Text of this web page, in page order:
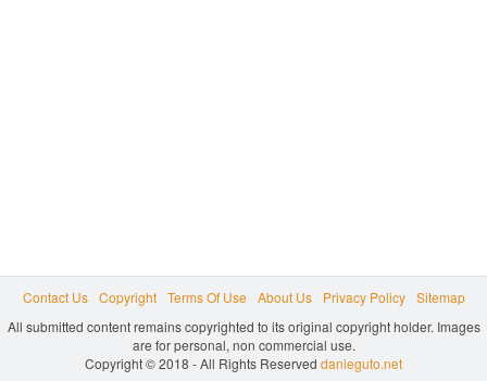
Contact Us Copyright Terms Of Use About Us Privacy Policy
Sitemap
All submitted content remains copyrighted to its original copyright holder. Images
are for personal, non commercial use.
Copyright © 2018 - All Rights Reserved danieguto.net